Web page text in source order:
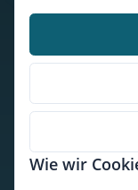
Wie wir
So findest du uns
* Alle Preise inkl.